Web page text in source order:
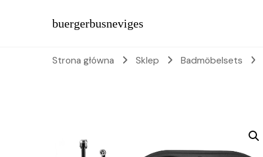
buergerbusneviges
Strona główna Sklep Badmöbelsets